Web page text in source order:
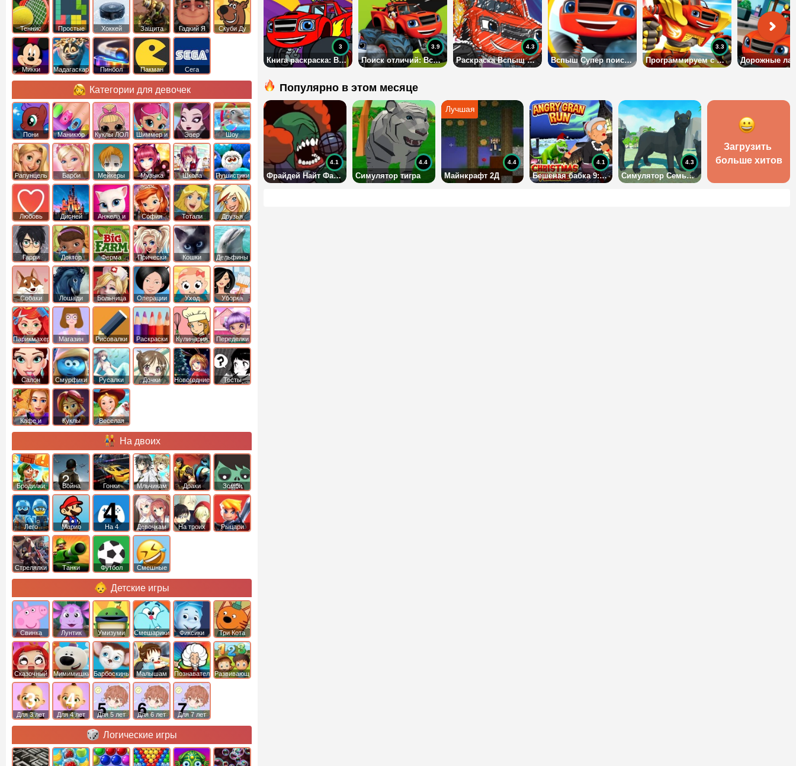
Книга раскраска: Вспыш и Чудо Машинки
3
Поиск отличий: Вспыш и Чудо Машинки
3.9
Раскраска Вспыш и чудомашинки: Вспыш и Чудо Машинки
4.3
Вспыш Супер поиски: Вспыш и Чудо Машинки Программируем с Робогонщиками: Вспыш и Чудо Машинки
3.3
Популярно в этом месяце
Фрайдей Найт Фанкин: Трики Клоун Мод
4.1
Симулятор тигра
4.4
Майнкрафт 2Д
4.4
Бешеная бабка 9: спешит на Рождество
4.1
Симулятор Семьи Пантеры 3Д
4.3
Загрузить
больше хитов
Теннис Простые Хоккей
Защита
башни
Гадкий Я Скуби Ду
Микки
Мадагаскар Пинбол Пакман Сега
Категории для девочек
Пони
креатор
Маникюр Куклы ЛОЛ
Шиммер и
Шайн
Эвер
Афтер Хай
Шоу
дельфинов
Рапунцель Барби Мейкеры Музыка Школа Пушистики
Любовь Дисней
Анжела и
том
София
Прекрасная
Тотали
Спайс
Друзья
ангелов
Гарри
Поттер
Доктор
Плюшева
Ферма Прически Кошки Дельфины
Собаки Лошади Больница Операции Уход Уборка
Парикмахер Магазин Рисовалки Раскраски Кулинария Переделки
Салон Смурфики Русалки Дочки Новогодние Тесты
Кафе и
Куклы
Веселая
На двоих
Бродилки Война Гонки Мльчикам Драки Зомби
Лего Марио На 4 Девочкам На троих Рыцари
Стрелялки Танки Футбол Смешные
Детские игры
Свинка
Пеппа
Лунтик Умизуми Смешарики Фиксики Три Кота
Сказочный
патруль
Мимимишки Барбоскины Малышам ПознавательныеРазвивающие
Для 3 лет Для 4 лет Для 5 лет Для 6 лет Для 7 лет
Логические игры